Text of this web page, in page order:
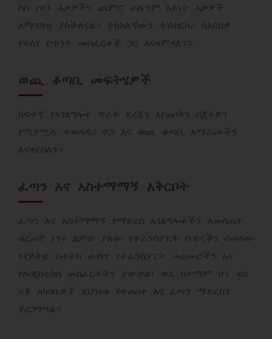
ስስ የሆኑ እቃዎችን ጨምሮ ሁሉንም አይነት እቃዎች
ለማጓጓዝ ያስችለናል። ትክክለኛውን ተሽከርካሪ ከእርስዎ
የተለየ የጭነት መስፈርቶች ጋር እናዛምዳለን።
ወጪ ቆጣቢ መፍትሄዎች
ከፍተኛ የአገልግሎት ጥራት ደረጃን እየጠበቅን በጀትዎን
የሚያሟሉ ተወዳዳሪ ዋጋ እና ወጪ ቆጣቢ አማራጮችን
እናቀርባለን።
ፈጣን እና አስተማማኝ አቅርቦት
ፈጣን እና አስተማማኝ የማድረስ አገልግሎቶችን ለመስጠት
ቁርጠኛ ነን። ልምድ ያለው የትራንስፖርት ቡድናችን በመላው
ዩናይትድ ስቴትስ ውስጥ የትራንስፖርት መስመሮችን እና
የሎጂስቲክስ መስፈርቶችን ያውቃል፣ ወደ ከተማም ሆነ ወደ
ሩቅ አካባቢዎች ደህንነቱ የተጠበቀ እና ፈጣን ማድረስን
ያረጋግጣል።